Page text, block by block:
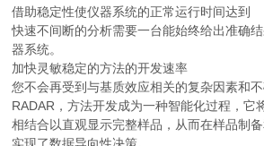
借助稳定性使仪器系统的正常运行时间达到
快速不间断的分析需要一台能始终给出准确
器系统。
加快灵敏稳定的方法的开发速率
您不会再受到与基质效应相关的复杂因素和
RADAR，方法开发成为一种智能化过程，它
相结合以直观显示完整样品，从而在样品制
实现了数据导向性决策。